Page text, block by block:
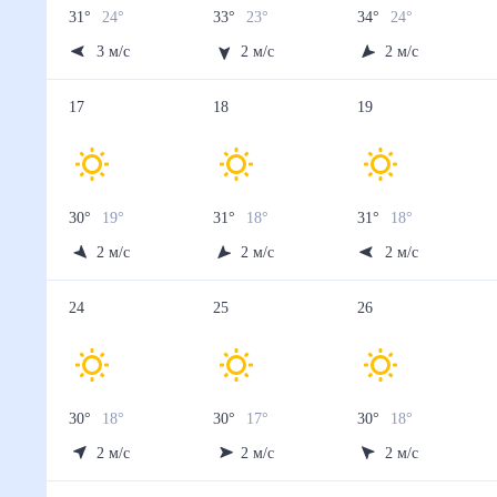
31° 24°
3 м/с
33° 23°
2 м/с
34° 24
2 м/с
17
30° 19°
2 м/с
18
31° 18°
2 м/с
19
31° 18°
2 м/с
24
30° 18°
2 м/с
25
30° 17°
2 м/с
26
30° 18°
2 м/с